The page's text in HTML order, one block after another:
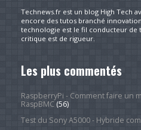
Technews.fr est un blog High Tech
encore des tutos branché
technologie est le fil conducteur de
critique est de rigueur.
Les plus commentés
RaspberryPi - Comment faire un
RaspBMC(56)
Test du Sony A5000 - Hybride